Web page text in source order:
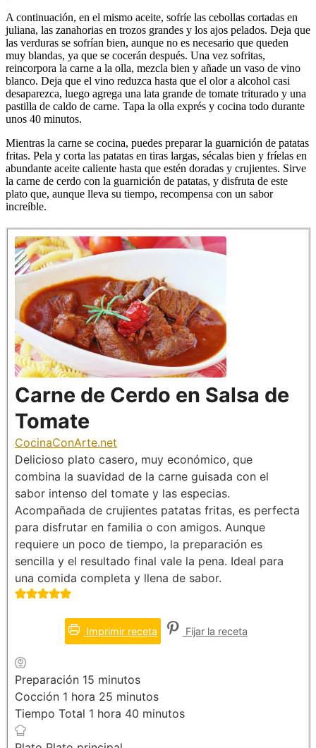
A continuación, en el mismo aceite, sofríe las cebollas cortadas en
juliana, las zanahorias en trozos grandes y los ajos pelados. Deja que
las verduras se sofrían bien, aunque no es necesario que queden
muy blandas, ya que se cocerán después. Una vez sofritas,
reincorpora la carne a la olla, mezcla bien y añade un vaso de vino
blanco. Deja que el vino reduzca hasta que el olor a alcohol casi
desaparezca, luego agrega una lata grande de tomate triturado y una
pastilla de caldo de carne. Tapa la olla exprés y cocina todo durante
unos 40 minutos.
Mientras la carne se cocina, puedes preparar la guarnición de patatas
fritas. Pela y corta las patatas en tiras largas, sécalas bien y fríelas en
abundante aceite caliente hasta que estén doradas y crujientes. Sirve
la carne de cerdo con la guarnición de patatas, y disfruta de este
plato que, aunque lleva su tiempo, recompensa con un sabor
increíble.
Carne de Cerdo en Salsa de
Tomate
CocinaConArte.net
Delicioso plato casero, muy económico, que
combina la suavidad de la carne guisada con el
sabor intenso del tomate y las especias.
Acompañada de crujientes patatas fritas, es perfecta
para disfrutar en familia o con amigos. Aunque
requiere un poco de tiempo, la preparación es
sencilla y el resultado final vale la pena. Ideal para
una comida completa y llena de sabor.
Imprimir receta Fijar la receta
Preparación 15 minutos
minutos
Cocción 1 hora
hora 25 minutos
minutos
Tiempo Total 1 hora
hora 40 minutos
minutos